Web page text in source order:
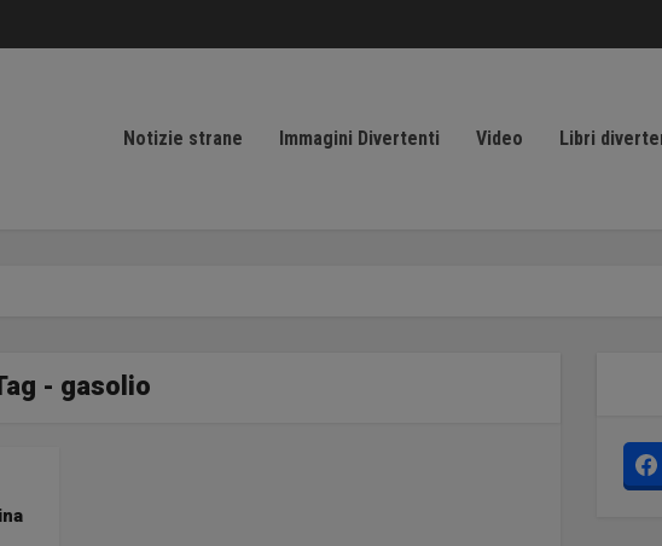
Notizie strane Immagini Divertenti Video Libri
- gasolio